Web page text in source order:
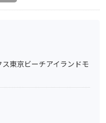
東京ビーチアイランドモ